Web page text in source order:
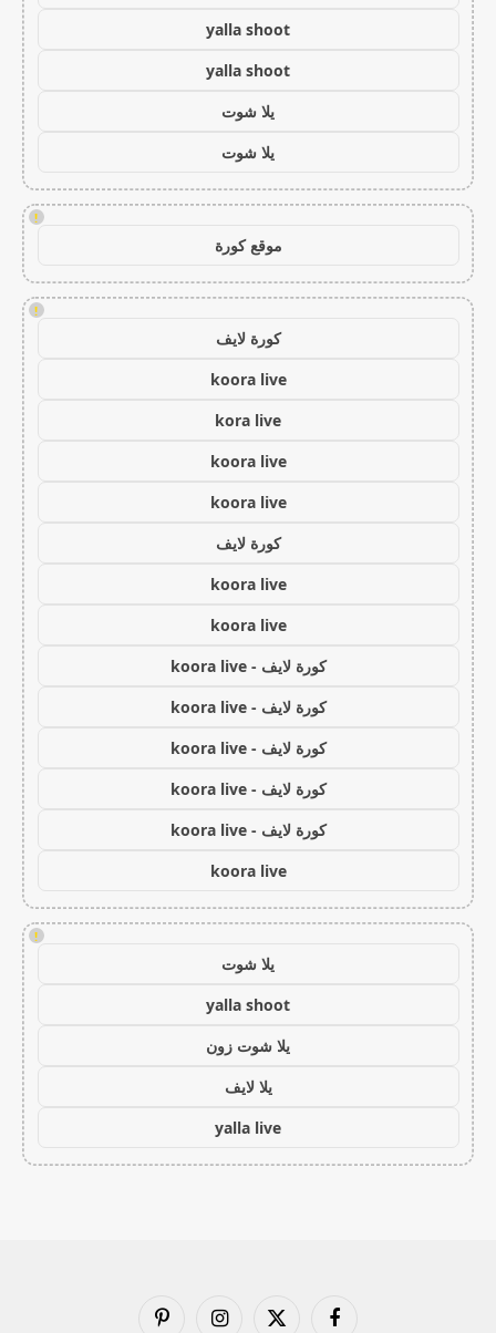
yalla shoot
yalla shoot
يلا شوت
يلا شوت
!
موقع كورة
!
كورة لايف
koora live
kora live
koora live
koora live
كورة لايف
koora live
koora live
كورة لايف - koora live
كورة لايف - koora live
كورة لايف - koora live
كورة لايف - koora live
كورة لايف - koora live
koora live
!
يلا شوت
yalla shoot
يلا شوت زون
يلا لايف
yalla live
فيسبوك X الانستغرامبينتيريست